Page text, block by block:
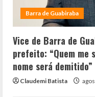
Barra de Guabiraba
Vice de Barra de
prefeito: “Quem me
nome será demitido”
Claudemi Batista